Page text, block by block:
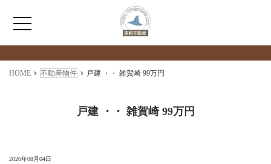
HOME
検索物件の詳細
****
HOME 不動産物件 戸建 ・・ 雑賀崎 99万円
戸建 ・・ 雑賀崎 99万円
2026年08月04日